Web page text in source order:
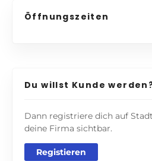
Öffnungszeiten
Du willst Kunde
Dann registriere dich auf
deine Firma sichtbar.
Registieren